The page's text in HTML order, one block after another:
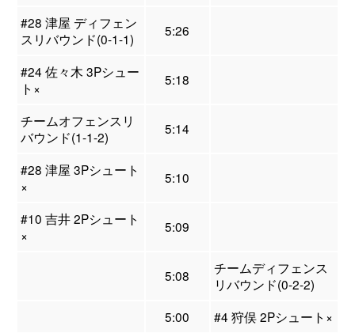
#28 津屋 ディフェン
スリバウンド(0-1-1)
5:26
#24 佐々木 3Pシュー
ト×
5:18
チームオフェンスリ
バウンド(1-1-2)
5:14
#28 津屋 3Pシュート
×
5:10
#10 吉井 2Pシュート
×
5:09
5:08
チームディフェンス
リバウンド(0-2-2)
5:00
#4 狩俣 2Pシュート×